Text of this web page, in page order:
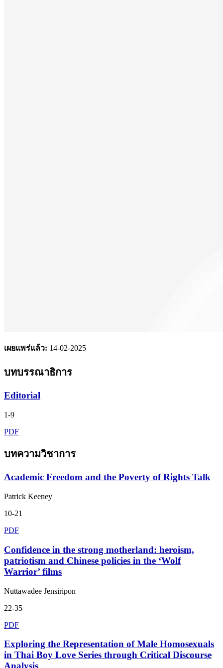
เผยแพร่แล้ว: 14-02-2025
บทบรรณาธิการ
Editorial
1-9
PDF
บทความวิชาการ
Academic Freedom and the Poverty of Rights Talk
Patrick Keeney
10-21
PDF
Confidence in the strong motherland: heroism,
patriotism and Chinese policies in the ‘Wolf
Warrior’ films
Nuttawadee Jensiripon
22-35
PDF
Exploring the Representation of Male Homosexuals
in Thai Boy Love Series through Critical Discourse
Analysis